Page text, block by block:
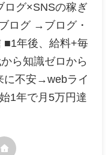
グ×SNSの稼ぎ
ログ →ブログ・
■1年後、給料+毎
ら知識ゼロから
に不安→webライ
1年で月5万円達